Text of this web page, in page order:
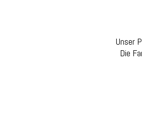
Unser
Die